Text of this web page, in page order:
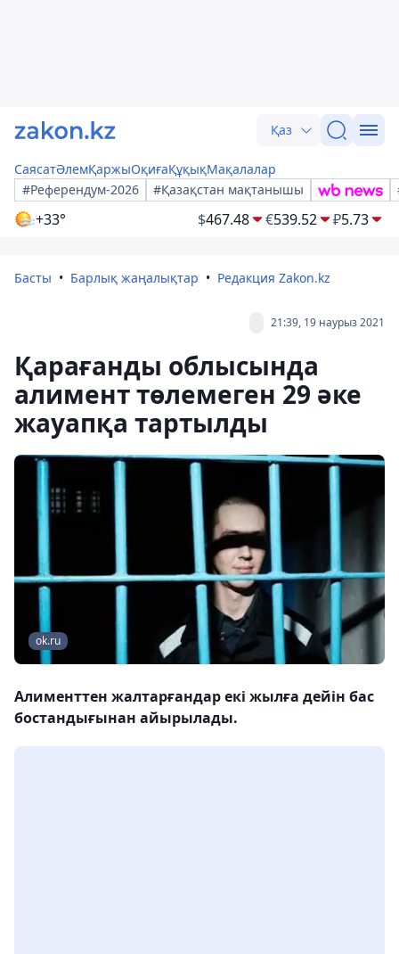
Қаз
СаясатӘлемҚаржыОқиғаҚұқықМақалалар
#Референдум-2026
#Қазақстан мақтанышы
+33° $467.48 €539.52 ₽5.73
Басты Барлық жаңалықтар Редакция Zakon.kz
21:39, 19 наурыз 2021
Қарағанды облысында
алимент төлемеген 29 әке
жауапқа тартылды
ok.ru
Алименттен жалтарғандар екі жылға дейін бас
бостандығынан айырылады.